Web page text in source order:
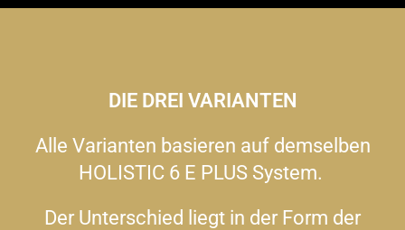
DIE DREI VARIANTEN
Alle Varianten basieren auf demselben
HOLISTIC 6 E PLUS System.
Der Unterschied liegt in der Form der